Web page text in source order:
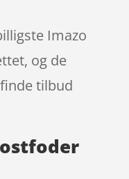
Imazo
og de
tilbud